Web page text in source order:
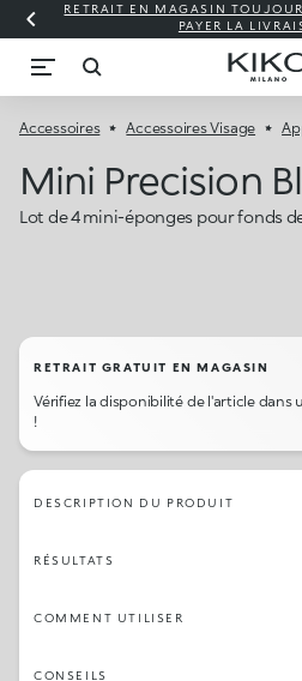
RETRAIT EN MAGASIN
PAYER LA
Accessoires Accessoires Visage
Mini Precision
Lot de 4 mini-éponges pour fonds
RETRAIT GRATUIT EN MAGASIN
Vérifiez la disponibilité de l'article dans
!
DESCRIPTION DU PRODUIT
RÉSULTATS
COMMENT UTILISER
CONSEILS